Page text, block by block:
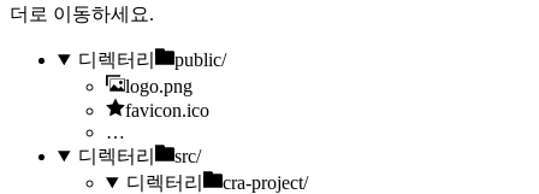
더로 이동하세요.
디렉터리
public/
logo.png
favicon.ico
…
디렉터리
src/
디렉터리
cra-project/